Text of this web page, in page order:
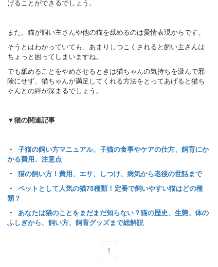
げることができるでしょう。
また、猫が飼い主さんや他の猫を舐めるのは愛情表現からです。
そうとはわかっていても、あまりしつこくされると飼い主さんは
ちょっと困ってしまいますね。
でも舐めることをやめさせるときは猫ちゃんの気持ちを汲んで邪
険にせず、猫ちゃんが満足してくれる方法をとってあげると猫ち
ゃんとの絆が深まるでしょう。
▼猫の関連記事
・ 子猫の飼い方マニュアル。子猫の食事やケアの仕方、飼育にか
かる費用、注意点
・ 猫の飼い方！費用、エサ、しつけ、病気から老後の世話まで
・ ペットとして人気の猫75種類！定番で飼いやすい猫はどの種
類？
・ あなたは猫のことをまだまだ知らない？猫の歴史、生態、体の
ふしぎから、飼い方、飼育グッズまで総解説
1